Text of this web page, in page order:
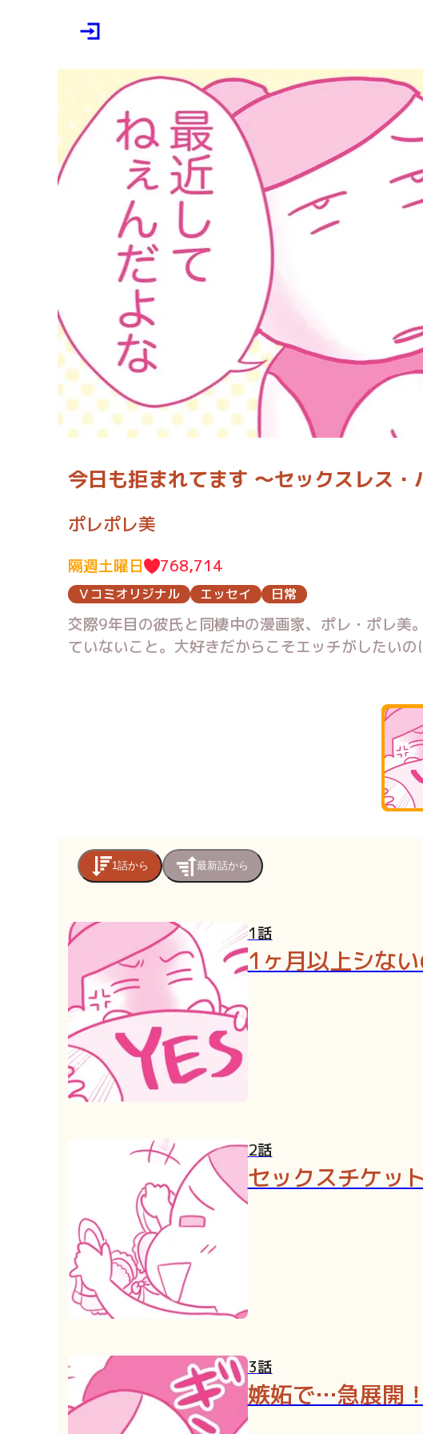
今日も拒まれてます 〜セックスレス
ポレポレ美
隔週土曜日 768,714
Ｖコミオリジナル エッセイ 日常
交際9年目の彼氏と同棲中の漫画家、ポレ・ポレ
ていないこと。大好きだからこそエッチがしたい
ゆる作戦を決行します！！ あな
1話から 最新話から
1話
1ヶ月以上シな
2話
セックスチケッ
3話
嫉妬で…急展開！